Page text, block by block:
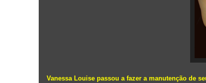
Vanessa Louise passou a fazer a manutenção de